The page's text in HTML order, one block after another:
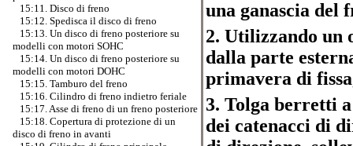
15:11. Disco di freno
15:12. Spedisca il disco di freno
15:13. Un disco di freno posteriore su
modelli con motori SOHC
15:14. Un disco di freno posteriore su
modelli con motori DOHC
15:15. Tamburo del freno
15:16. Cilindro di freno indietro feriale
15:17. Asse di freno di un freno posteriore
15:18. Copertura di protezione di un
disco di freno in avanti
una ganascia del
2. Utilizzando un
dalla parte
primavera di
3. Tolga berretti
dei catenacci di